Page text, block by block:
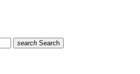
search Search